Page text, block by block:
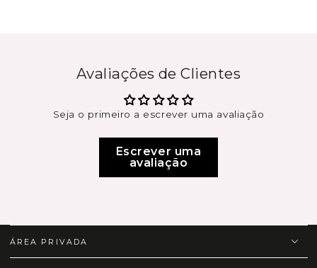
Avaliações de Clientes
Seja o primeiro a escrever uma avaliação
Escrever uma
avaliação
ÁREA PRIVADA